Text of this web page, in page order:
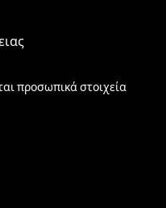
προσωπικά στοιχεία